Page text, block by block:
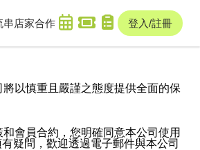
串 店家合作 登入/註冊
以慎重且嚴謹之態度提供全面的保
會員合約，您明確同意本公司使用
疑問，歡迎透過電子郵件與本公司